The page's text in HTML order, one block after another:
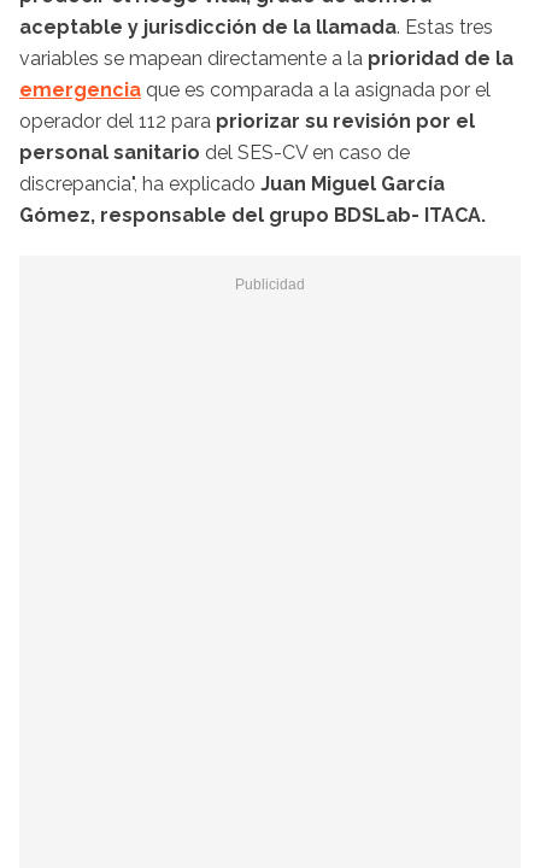
aceptable y jurisdicción de la llamada. Estas tres
variables se mapean directamente a la prioridad de la
emergencia que es comparada a la asignada por el
operador del 112 para priorizar su revisión por el
personal sanitario del SES-CV en caso de
discrepancia", ha explicado Juan Miguel García
Gómez, responsable del grupo BDSLab- ITACA.